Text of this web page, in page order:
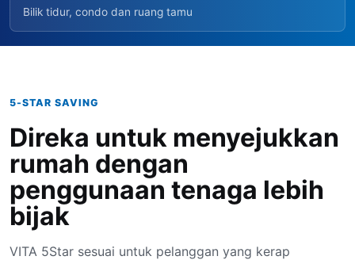
Bilik tidur, condo dan ruang tamu
5-STAR SAVING
Direka untuk menyejukkan
rumah dengan
penggunaan tenaga lebih
bijak
VITA 5Star sesuai untuk pelanggan yang kerap